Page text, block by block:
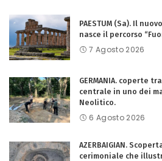
PAESTUM (Sa). Il
nasce il percorso
7 Agosto 2026
GERMANIA. coperte
centrale in uno dei
Neolitico.
6 Agosto 2026
AZERBAIGIAN.
cerimoniale che